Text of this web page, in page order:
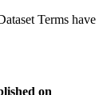
Terms have
on